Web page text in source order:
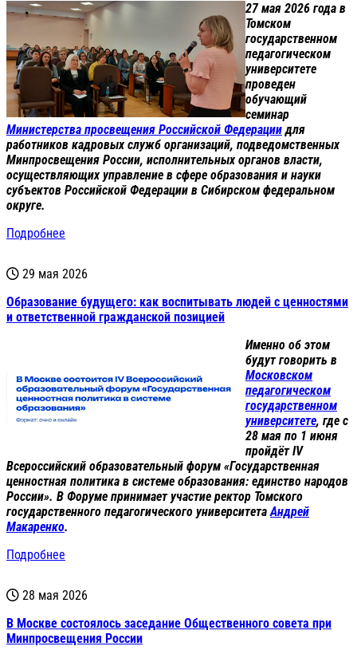
27 мая 2026 года в
Томском
государственном
педагогическом
университете
проведен
обучающий
семинар
Министерства просвещения Российской Федерациидля
работников кадровых служб организаций, подведомственных
Минпросвещения России, исполнительных органов власти,
осуществляющих управление в сфере образования и науки
субъектов Российской Федерации в Сибирском федеральном
округе.
Подробнее
29 мая 2026
Образование будущего: как воспитывать людей с ценностями
и ответственной гражданской позицией
Именно об этом
будут говорить в
Московском
педагогическом
государственном
университете, где с
28 мая по 1 июня
пройдёт IV
Всероссийский образовательный форум «Государственная
ценностная политика в системе образования: единство народов
России». В Форуме принимает участие ректор Томского
государственного педагогического университетаАндрей
Макаренко.
Подробнее
28 мая 2026
В Москве состоялось заседание Общественного совета при
Минпросвещения России